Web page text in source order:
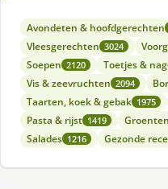
Avondeten & hoofdgerechten
Vleesgerechten 3024
Soepen 2120 Toetjes &
Vis & zeevruchten 2094
Taarten, koek & gebak 1975
Pasta & rijst 1419 Groenten
Salades 1216 Gezonde